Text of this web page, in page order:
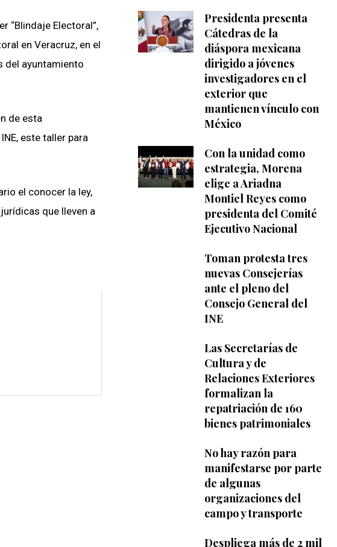
“Blindaje Electoral”,
en Veracruz, en el
del ayuntamiento
de esta
este taller para
el conocer la ley,
que lleven a
Presidenta presenta
Cátedras de la
diáspora mexicana
dirigido a jóvenes
investigadores en el
exterior que
mantienen vínculo con
México
Con la unidad como
estrategia, Morena
elige a Ariadna
Montiel Reyes como
presidenta del Comité
Ejecutivo Nacional
Toman protesta tres
nuevas Consejerías
ante el pleno del
Consejo General del
INE
Las Secretarías de
Cultura y de
Relaciones Exteriores
formalizan la
repatriación de 160
bienes patrimoniales
No hay razón para
manifestarse por parte
de algunas
organizaciones del
campo y transporte
Despliega más de 2 mil